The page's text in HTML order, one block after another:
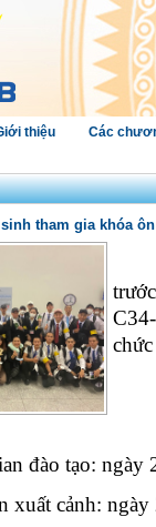
thiệu Các
tham gia khóa ôn
C34-
đào tạo: ngày
xuất cảnh: ngày